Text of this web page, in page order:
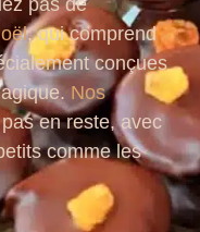
pas de
, qui comprend
conçues
Nos
en reste, avec
comme les